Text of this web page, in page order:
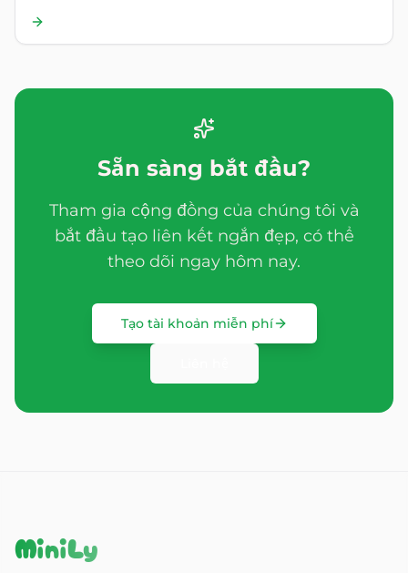
Sẵn sàng bắt đầu?
Tham gia cộng đồng của chúng tôi và
bắt đầu tạo liên kết ngắn đẹp, có thể
theo dõi ngay hôm nay.
Tạo tài khoản miễn phí
MiniLy